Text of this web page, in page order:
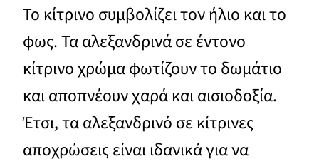
Το κίτρινο συμβολίζει τον ήλιο και το
φως. Τα αλεξανδρινά σε έντονο
κίτρινο χρώμα φωτίζουν το δωμάτιο
και αποπνέουν χαρά και αισιοδοξία.
Έτσι, τα αλεξανδρινό σε κίτρινες
αποχρώσεις είναι ιδανικά για να